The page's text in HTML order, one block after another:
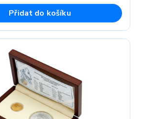
Přidat do košíku